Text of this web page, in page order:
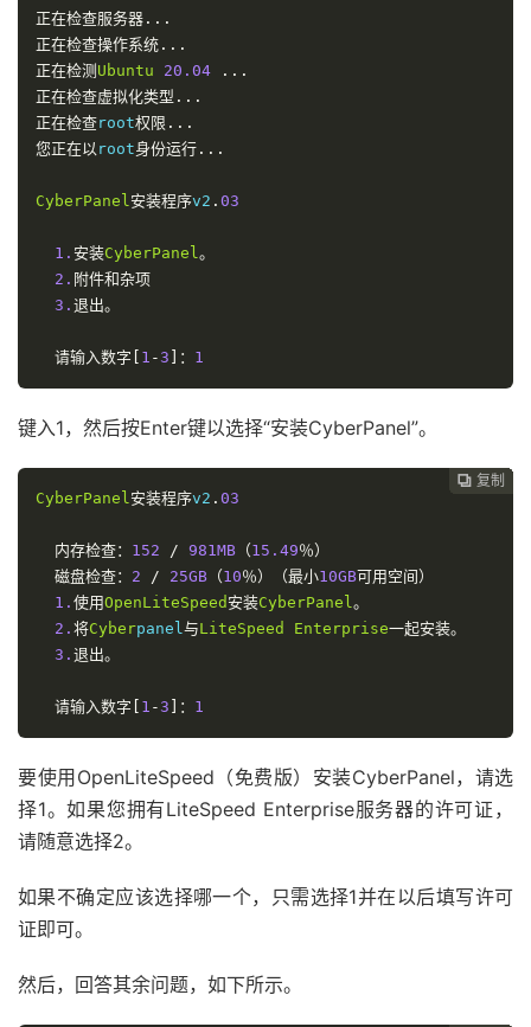
正在检查服务器...
正在检查操作系统...
正在检测 Ubuntu 20.04
...
正在检查虚拟化类型...
正在检查root权限...
您正在以 root身份运行...
CyberPanel安装程序v2 . 03
1. 安装CyberPanel。
2. 附件和杂项
3. 退出。
请输入数字[ 1 -3 ]： 1
键入1，然后按Enter键以选择“安装Cyber​​Panel”。
 复制
 复制
 复制
 复制
 复制
 复制
 复制
 复制
 复制
 复制
CyberPanel安装程序v2 . 03
内存检查： 152 / 981MB （15.49％）
磁盘检查： 2 / 25GB （10％）（最小10GB可用空间）
1. 使用OpenLiteSpeed 安装CyberPanel。
2. 将Cyberpanel与LiteSpeed Enterprise一起安装。
3. 退出。
请输入数字[ 1 -3 ]： 1
要使用OpenLiteSpeed（免费版）安装Cyber​​Panel，请选
择1。如果您拥有LiteSpeed Enterprise服务器的许可证，
请随意选择2。
如果不确定应该选择哪一个，只需选择1并在以后填写许可
证即可。
然后，回答其余问题，如下所示。